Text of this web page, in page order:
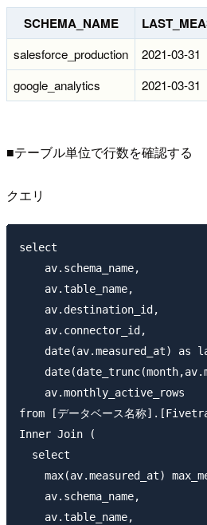
SCHEMA_NAME
salesforce_production 2021-03-31
google_analytics
2021-03-31
■テーブル単位で行数を確認する
クエリ
select
    av.schema_name,
    av.table_name,
    av.destination_id,
    av.connector_id,
date(av.measured_at) as
    av.monthly_active_rows
from [データベース名称
Inner Join (
  select
max(av.measured_at)
    av.schema_name,
    av.table_name,